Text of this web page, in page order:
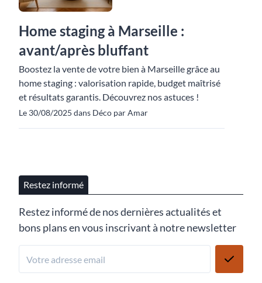
Home staging à Marseille :
avant/après bluffant
Boostez la vente de votre bien à Marseille grâce au
home staging : valorisation rapide, budget maîtrisé
et résultats garantis. Découvrez nos astuces !
Le 30/08/2025 dans Déco par Amar
Restez informé
Restez informé de nos dernières actualités et
bons plans en vous inscrivant à notre newsletter